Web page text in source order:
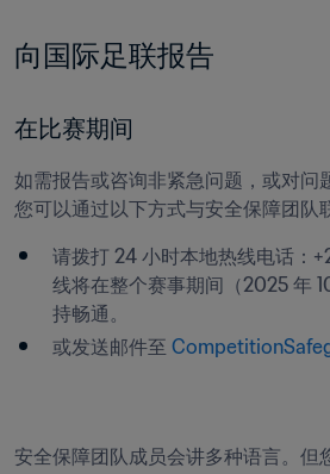
向国际足联报告
在比赛期间
如需报告或咨询非紧急问题，或对问
您可以通过以下方式与安全保障团队
请拨打 24 小时本地热线电话：
线将在整个赛事期间（2025 年
持畅通。
或发送邮件至
安全保障团队成员会讲多种语言。但